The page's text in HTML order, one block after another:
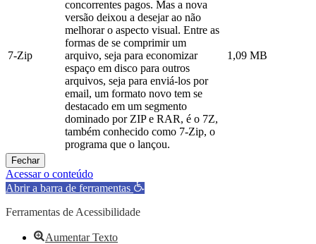
7-Zip
concorrentes pagos. Mas a nova
versão deixou a desejar ao não
melhorar o aspecto visual. Entre as
formas de se comprimir um
arquivo, seja para economizar
espaço em disco para outros
arquivos, seja para enviá-los por
email, um formato novo tem se
destacado em um segmento
dominado por ZIP e RAR, é o 7Z,
também conhecido como 7-Zip, o
programa que o lançou.
1,09 MB
Fechar
Acessar o conteúdo
Abrir a barra de ferramentas
Ferramentas de Acessibilidade
Aumentar Texto